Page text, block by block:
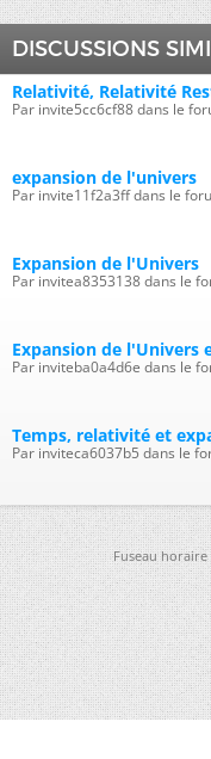
DISCUSSIONS
Relativité, Relativité
Par invite5cc6cf88 dans le
expansion de l'univers
Par invite11f2a3ff dans le
Expansion de l'Univers
Par invitea8353138 dans le
Expansion de l'Univers
Par inviteba0a4d6e dans le
Temps, relativité et
Par inviteca6037b5 dans le
Fuseau